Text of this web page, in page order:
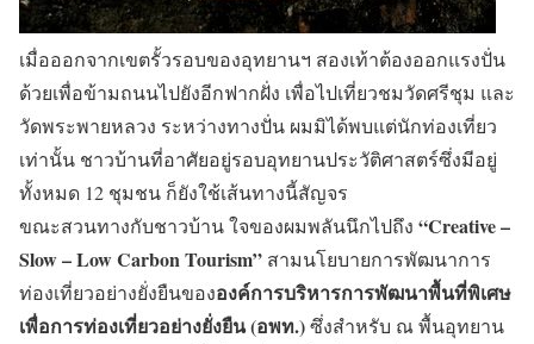
เมื่อออกจากเขตรั้วรอบของอุทยานฯ สองเท้าต้องออกแรงปั่น
ด้วยเพื่อข้ามถนนไปยังอีกฟากฝั่ง เพื่อไปเที่ยวชมวัดศรีชุม และ
วัดพระพายหลวง ระหว่างทางปั่น ผมมิได้พบแต่นักท่องเที่ยว
เท่านั้น ชาวบ้านที่อาศัยอยู่รอบอุทยานประวัติศาสตร์ซึ่งมีอยู่
ทั้งหมด 12 ชุมชน ก็ยังใช้เส้นทางนี้สัญจร
ขณะสวนทางกับชาวบ้าน ใจของผมพลันนึกไปถึง “Creative –
Slow – Low Carbon Tourism” สามนโยบายการพัฒนาการ
ท่องเที่ยวอย่างยั่งยืนขององค์การบริหารการพัฒนาพื้นที่พิเศษ
เพื่อการท่องเที่ยวอย่างยั่งยืน (อพท.)ซึ่งสำหรับ ณ พื้นอุทยาน